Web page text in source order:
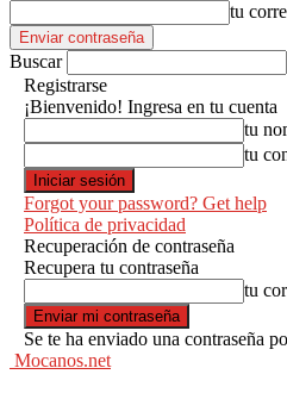
tu
Buscar
Registrarse
¡Bienvenido! Ingresa en tu cuenta
tu
tu
Forgot your password? Get help
Política de privacidad
Recuperación de contraseña
Recupera tu contraseña
tu
Se te ha enviado una contraseña
Mocanos.net